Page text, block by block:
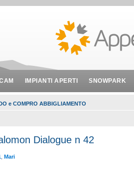
IMPIANTI APERTI SNOWPARK
e COMPRO ABBIGLIAMENTO
Dialogue n 42
Mari